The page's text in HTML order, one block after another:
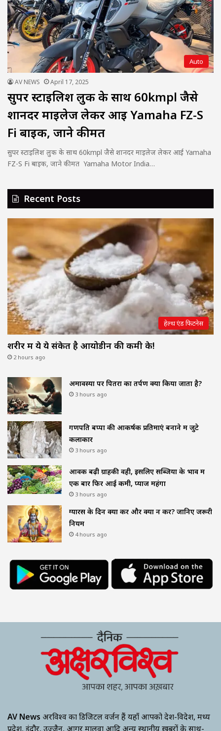
Auto
AV NEWS April 17, 2025
सुपर स्टाइलिश लुक के साथ 60kmpl जैसे
शानदर माइलेज लेकर आई Yamaha FZ-S
Fi बाइक, जाने कीमत
सुपर स्टाइलिश लुक के साथ 60kmpl जैसे शानदर माइलेज लेकर आई Yamaha
FZ-S Fi बाइक, जाने कीमत Yamaha Motor India…
Recent Posts
हेल्थ एंड फिटनेस
शरीर में ये ये संकेत है आयोडीन की कमी के!
2 hours ago
अमावस्या पर पितरों का तर्पण क्यों किया जाता है?
3 hours ago
गणपति बप्पा की आकर्षक प्रतिमाएं बनाने में जुटे
कलाकार
3 hours ago
आवक बढ़ी ग्राहकी वही, इसलिए सब्जियों के भाव में
एक बार फिर आई कमी, प्याज महंगा
3 hours ago
ग्यारस के दिन क्या करें और क्या न करें? जानिए जरूरी
नियम
4 hours ago
AV News अक्षरविश्व का डिजिटल वर्जन हैं यहाँ आपको देश-विदेश, मध्य
प्रदेश, इंदौर, उज्जैन, आगर मालवा आदि अन्य स्थानीय ख़बरों के साथ-